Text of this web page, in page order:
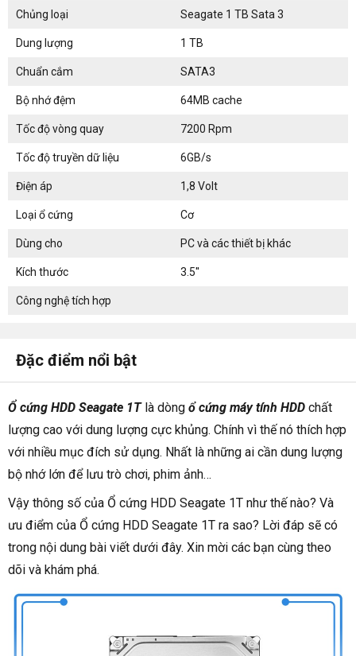
Chủng loại Seagate 1 TB Sata 3
Dung lượng 1 TB
Chuẩn cắm SATA3
Bộ nhớ đệm 64MB cache
Tốc độ vòng quay 7200 Rpm
Tốc độ truyền dữ liệu 6GB/s
Điện áp 1,8 Volt
Loại ổ cứng Cơ
Dùng cho PC và các thiết bị khác
Kích thước 3.5''
Công nghệ tích hợp
Đặc điểm nổi bật
Ổ cứng HDD Seagate 1Tlà dòng ổ cứng máy tính HDD chất
lượng cao với dung lượng cực khủng. Chính vì thế nó thích hợp
với nhiều mục đích sử dụng. Nhất là những ai cần dung lượng
bộ nhớ lớn để lưu trò chơi, phim ảnh…
Vậy thông số của Ổ cứng HDD Seagate 1T như thế nào? Và
ưu điểm của Ổ cứng HDD Seagate 1T ra sao? Lời đáp sẽ có
trong nội dung bài viết dưới đây. Xin mời các bạn cùng theo
dõi và khám phá.